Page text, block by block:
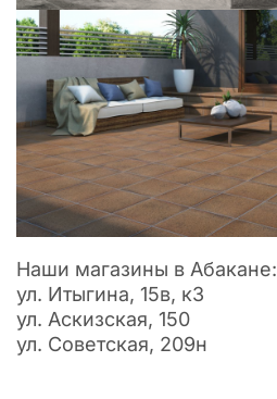
Наши магазины в Абакане:
ул. Итыгина, 15в, к3
ул. Аскизская, 150
ул. Советская, 209н